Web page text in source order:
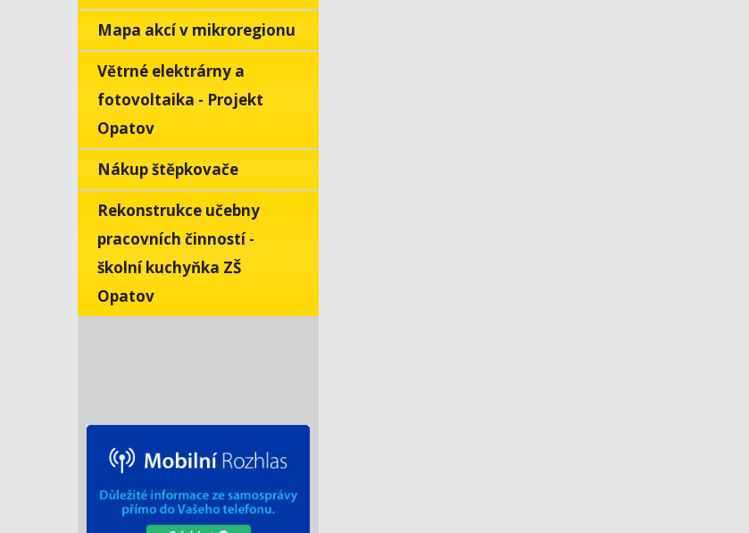
Mapa akcí v mikroregionu
Větrné elektrárny a
fotovoltaika - Projekt
Opatov
Nákup štěpkovače
Rekonstrukce učebny
pracovních činností -
školní kuchyňka ZŠ
Opatov